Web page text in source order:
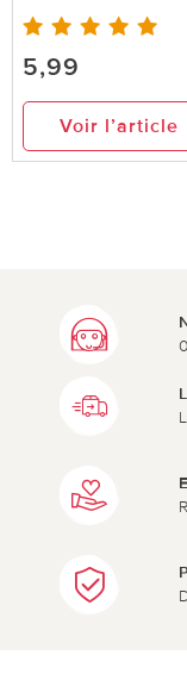
5,99
Voir l’article